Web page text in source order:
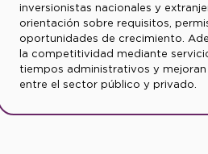
inversionistas nacionales y
orientación sobre requisitos,
oportunidades de crecimiento.
la competitividad mediante
tiempos administrativos y
entre el sector público y privado.